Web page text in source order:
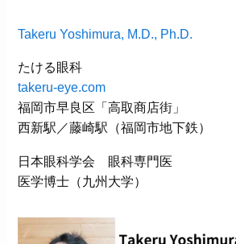
Takeru Yoshimura, M.D., Ph.D.
たける眼科
takeru-eye.com
福岡市早良区「高取商店街」
西新駅／藤崎駅（福岡市地下鉄）
日本眼科学会 眼科専門医
医学博士（九州大学）